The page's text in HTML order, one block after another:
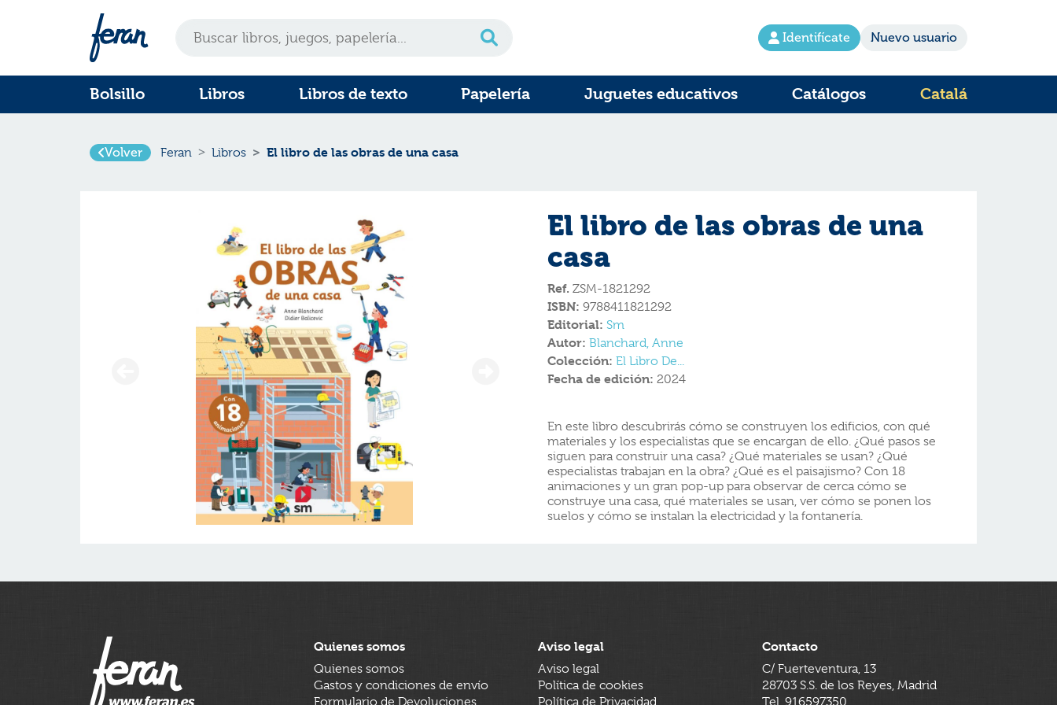
Identifícate Nuevo usuario
Bolsillo Libros Libros de texto Papelería Juguetes educativos Catálogos Catalá
Volver Feran Libros El libro de las obras de una casa
El libro de las obras de una
casa
Ref. ZSM-1821292
ISBN: 9788411821292
Editorial: Sm
Autor: Blanchard, Anne
Colección: El Libro De...
Fecha de edición: 2024
En este libro descubrirás cómo se construyen los edificios, con qué
materiales y los especialistas que se encargan de ello. ¿Qué pasos se
siguen para construir una casa? ¿Qué materiales se usan? ¿Qué
especialistas trabajan en la obra? ¿Qué es el paisajismo? Con 18
animaciones y un gran pop-up para observar de cerca cómo se
construye una casa, qué materiales se usan, ver cómo se ponen los
suelos y cómo se instalan la electricidad y la fontanería.
Quienes somos
Quienes somos
Gastos y condiciones de envío
Formulario de Devoluciones
Aviso legal
Aviso legal
Política de cookies
Política de Privacidad
Contacto
C/ Fuerteventura, 13
28703 S.S. de los Reyes, Madrid
Tel. 916597350